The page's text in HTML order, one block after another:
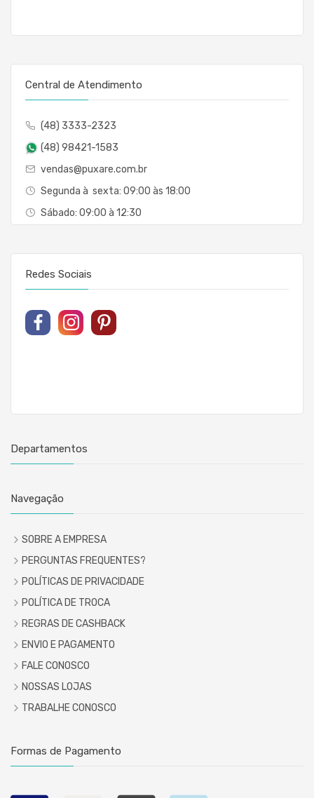
Central de Atendimento
(48) 3333-2323
(48) 98421-1583
vendas@puxare.com.br
Segunda à sexta: 09:00 às 18:00
Sábado: 09:00 à 12:30
Redes Sociais
Departamentos
Navegação
SOBRE A EMPRESA
PERGUNTAS FREQUENTES?
POLÍTICAS DE PRIVACIDADE
POLÍTICA DE TROCA
REGRAS DE CASHBACK
ENVIO E PAGAMENTO
FALE CONOSCO
NOSSAS LOJAS
TRABALHE CONOSCO
Formas de Pagamento